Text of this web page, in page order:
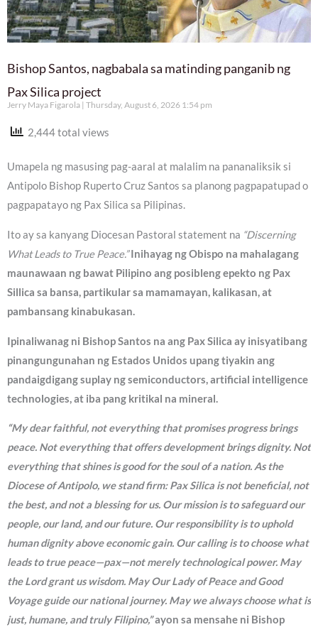
Bishop Santos, nagbabala sa matinding panganib ng
Pax Silica project
Jerry Maya Figarola Thursday, August 6, 2026 1:54 pm
2,444 total views
Umapela ng masusing pag-aaral at malalim na pananaliksik si
Antipolo Bishop Ruperto Cruz Santos sa planong pagpapatupad o
pagpapatayo ng Pax Silica sa Pilipinas.
Ito ay sa kanyang Diocesan Pastoral statement na “Discerning
What Leads to True Peace.”Inihayag ng Obispo na mahalagang
maunawaan ng bawat Pilipino ang posibleng epekto ng Pax
Sillica sa bansa, partikular sa mamamayan, kalikasan, at
pambansang kinabukasan.
Ipinaliwanag ni Bishop Santos na ang Pax Silica ay inisyatibang
pinangungunahan ng Estados Unidos upang tiyakin ang
pandaigdigang suplay ng semiconductors, artificial intelligence
technologies, at iba pang kritikal na mineral.
“My dear faithful, not everything that promises progress brings
peace. Not everything that offers development brings dignity. Not
everything that shines is good for the soul of a nation. As the
Diocese of Antipolo, we stand firm: Pax Silica is not beneficial, not
the best, and not a blessing for us. Our mission is to safeguard our
people, our land, and our future. Our responsibility is to uphold
human dignity above economic gain. Our calling is to choose what
leads to true peace—pax—not merely technological power. May
the Lord grant us wisdom. May Our Lady of Peace and Good
Voyage guide our national journey. May we always choose what is
just, humane, and truly Filipino,”ayon sa mensahe ni Bishop